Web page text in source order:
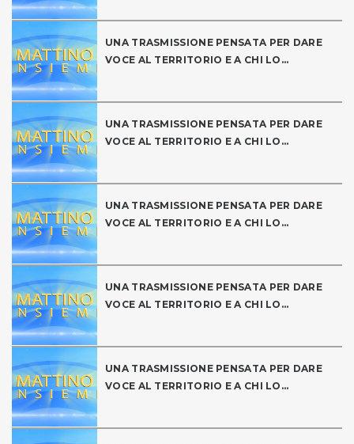
UNA TRASMISSIONE PENSATA PER DARE
VOCE AL TERRITORIO E A CHI LO...
UNA TRASMISSIONE PENSATA PER DARE
VOCE AL TERRITORIO E A CHI LO...
UNA TRASMISSIONE PENSATA PER DARE
VOCE AL TERRITORIO E A CHI LO...
UNA TRASMISSIONE PENSATA PER DARE
VOCE AL TERRITORIO E A CHI LO...
UNA TRASMISSIONE PENSATA PER DARE
VOCE AL TERRITORIO E A CHI LO...